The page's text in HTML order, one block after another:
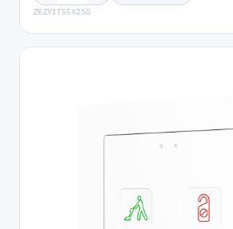
ZEZVIT55X2SS